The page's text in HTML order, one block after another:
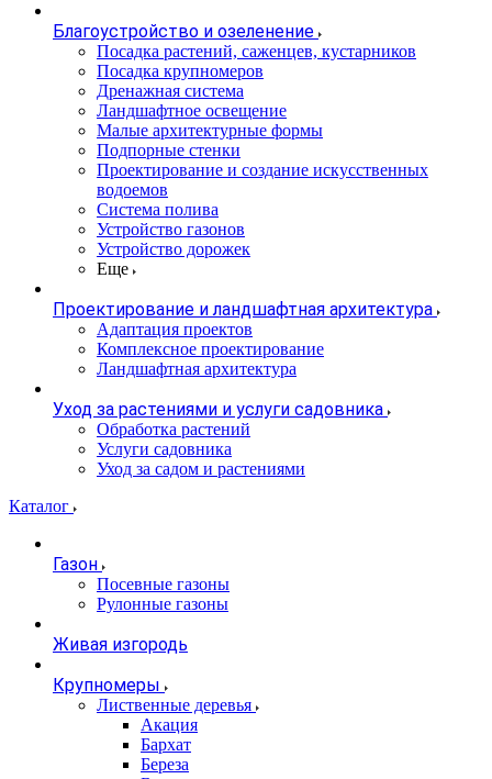
Благоустройство и озеленение
Посадка растений, саженцев, кустарников
Посадка крупномеров
Дренажная система
Ландшафтное освещение
Малые архитектурные формы
Подпорные стенки
Проектирование и создание искусственных
водоемов
Система полива
Устройство газонов
Устройство дорожек
Еще
Проектирование и ландшафтная архитектура
Адаптация проектов
Комплексное проектирование
Ландшафтная архитектура
Уход за растениями и услуги садовника
Обработка растений
Услуги садовника
Уход за садом и растениями
Каталог
Газон
Посевные газоны
Рулонные газоны
Живая изгородь
Крупномеры
Лиственные деревья
Акация
Бархат
Береза